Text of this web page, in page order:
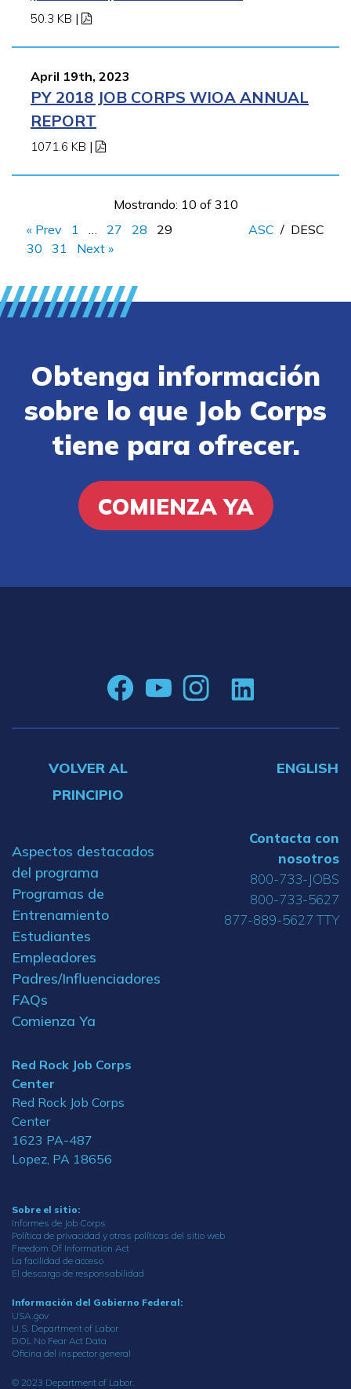
50.3 KB |
April 19th, 2023
PY 2018 JOB CORPS WIOA ANNUAL
REPORT
1071.6 KB |
Mostrando: 10 of 310
« Prev
1 27 28
29
30
31 Next »
ASC / DESC
Obtenga información
sobre lo que Job Corps
tiene para ofrecer.
COMIENZA YA
VOLVER AL
PRINCIPIO
ENGLISH
Aspectos destacados
del programa
Programas de
Entrenamiento
Estudiantes
Empleadores
Padres/Influenciadores
FAQs
Comienza Ya
Red Rock Job Corps
Center
Red Rock Job Corps
Center
1623 PA-487
Lopez, PA 18656
Contacta con
nosotros
800-733-JOBS
800-733-5627
877-889-5627 TTY
Sobre el sitio:
Informes de Job Corps
Política de privacidad y otras políticas del sitio web
Freedom Of Information Act
La facilidad de acceso
El descargo de responsabilidad
Información del Gobierno Federal:
USA.gov
U.S. Department of Labor
DOL No Fear Act Data
Oficina del inspector general
© 2023 Department of Labor.